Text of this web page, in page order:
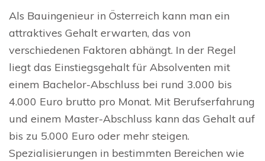
Als Bauingenieur in Österreich kann man ein
attraktives Gehalt erwarten, das von
verschiedenen Faktoren abhängt. In der Regel
liegt das Einstiegsgehalt für Absolventen mit
einem Bachelor-Abschluss bei rund 3.000 bis
4.000 Euro brutto pro Monat. Mit Berufserfahrung
und einem Master-Abschluss kann das Gehalt auf
bis zu 5.000 Euro oder mehr steigen.
Spezialisierungen in bestimmten Bereichen wie